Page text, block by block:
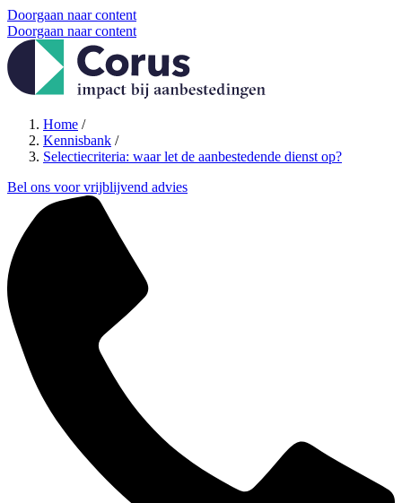
Doorgaan naar content
Doorgaan naar content
Home /
Kennisbank /
Selectiecriteria: waar let de aanbestedende dienst op?
Bel ons voor vrijblijvend advies